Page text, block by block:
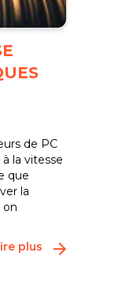
de PC
la vitesse
que
la
on
plus